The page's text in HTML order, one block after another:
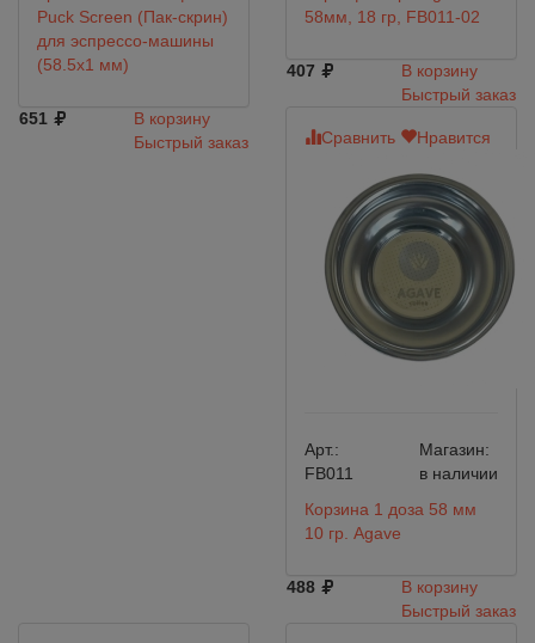
Puck Screen (Пак-скрин)
для эспрессо-машины
(58.5х1 мм)
651
В корзину
Быстрый заказ
58мм, 18 гр, FB011-02
407
В корзину
Быстрый заказ
Сравнить Нравится
Арт.:
FB011
Магазин:
в наличии
Корзина 1 доза 58 мм
10 гр. Agave
488
В корзину
Быстрый заказ